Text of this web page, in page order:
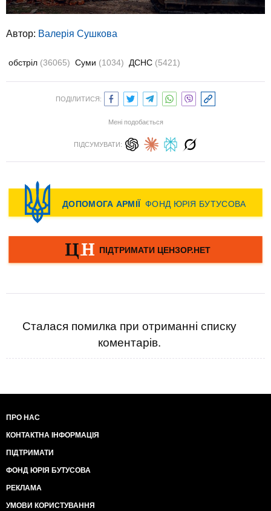
Автор: Валерiя Сушкова
обстріл (36065) Суми (1034) ДСНС (5421)
ПОДІЛИТИСЯ:
Мені подобається
ПІДСУМУВАТИ:
Сталася помилка при отриманні списку
коментарів.
ПРО НАС
КОНТАКТНА ІНФОРМАЦІЯ
ПІДТРИМАТИ
ФОНД ЮРІЯ БУТУСОВА
РЕКЛАМА
УМОВИ КОРИСТУВАННЯ